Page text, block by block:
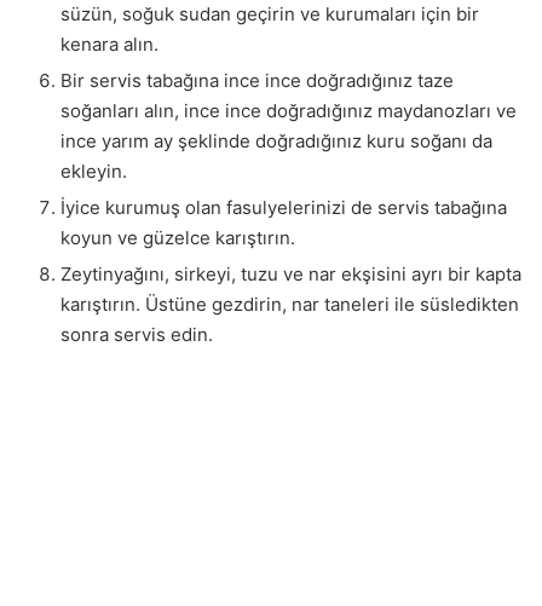
süzün, soğuk sudan geçirin ve kurumaları için bir
kenara alın.
Bir servis tabağına ince ince doğradığınız taze
soğanları alın, ince ince doğradığınız maydanozları ve
ince yarım ay şeklinde doğradığınız kuru soğanı da
ekleyin.
İyice kurumuş olan fasulyelerinizi de servis tabağına
koyun ve güzelce karıştırın.
Zeytinyağını, sirkeyi, tuzu ve nar ekşisini ayrı bir kapta
karıştırın. Üstüne gezdirin, nar taneleri ile süsledikten
sonra servis edin.